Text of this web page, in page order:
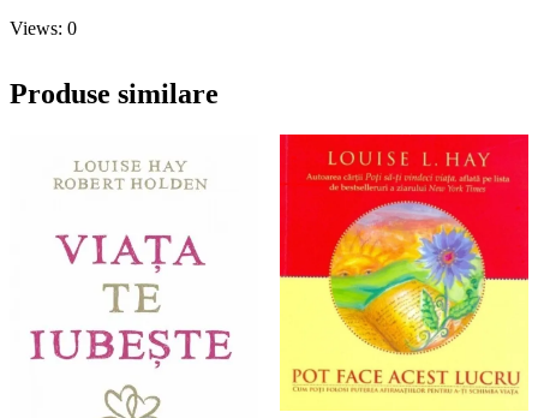
Views: 0
Produse similare